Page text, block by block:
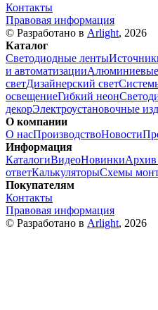
Контакты
Правовая информация
© Разработано в Arlight, 2026
Каталог
Светодиодные ленты
и автоматизации
светДизайнерский свет
освещениеГибкий неон
декорЭлектроустановочные
О компании
О насПроизводствоНовости
Информация
КаталогиВидеоНовинкиАрхив
ответКалькуляторыСхемы
Покупателям
Контакты
Правовая информация
© Разработано в Arlight, 2026